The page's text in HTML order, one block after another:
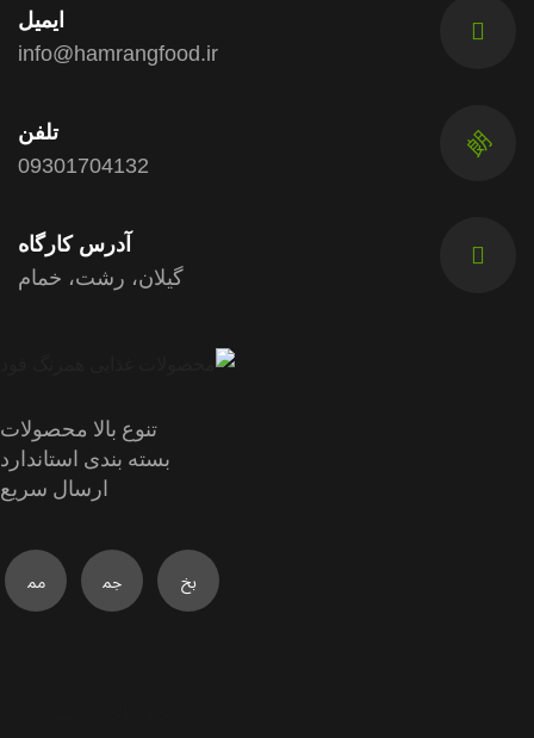
ایمیل
info@hamrangfood.ir
تلفن
09301704132
آدرس کارگاه
گیلان، رشت، خمام
تنوع بالا محصولات
بسته بندی استاندارد
ارسال سریع